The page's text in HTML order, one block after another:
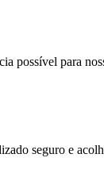
possível para
seguro e